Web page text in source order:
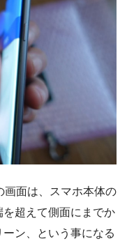
画面は、スマホ本体の
超えて側面にまでか
ン、という事になる